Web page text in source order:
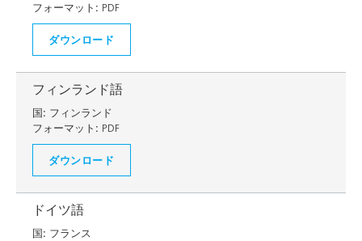
フォーマット: PDF
ダウンロード
フィンランド語
国: フィンランド
フォーマット: PDF
ダウンロード
ドイツ語
国: フランス